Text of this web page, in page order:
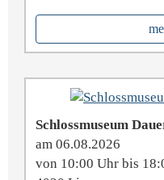
Schlossmuseum
am 06.08.2026
von 10:00 Uhr bis